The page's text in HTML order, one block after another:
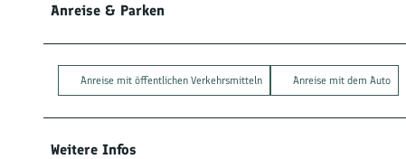
Anreise & Parken
Anreise mit öffentlichen Verkehrsmitteln Anreise mit dem Auto
Weitere Infos